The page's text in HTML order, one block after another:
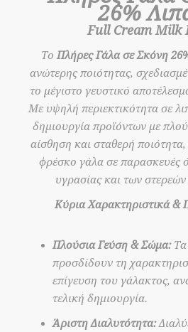
26%
Full Cream Milk
ΤοΠλήρες Γάλα σε Σκόνη
ανώτερης ποιότητας,
το μέγιστο γευστικό
Με υψηλή περιεκτικότητα σε
δημιουργία προϊόντων με
αίσθηση και σταθερή
φρέσκο γάλα σε παρασκευές
υγρασίας και των στερεών
Κύρια Χαρακτηριστικά &
Πλούσια Γεύση & Σώμα:Τα
προσδίδουν τη
επίγευση του γάλακτος,
τελική δημιουργία.
Άριστη Διαλυτότητα: